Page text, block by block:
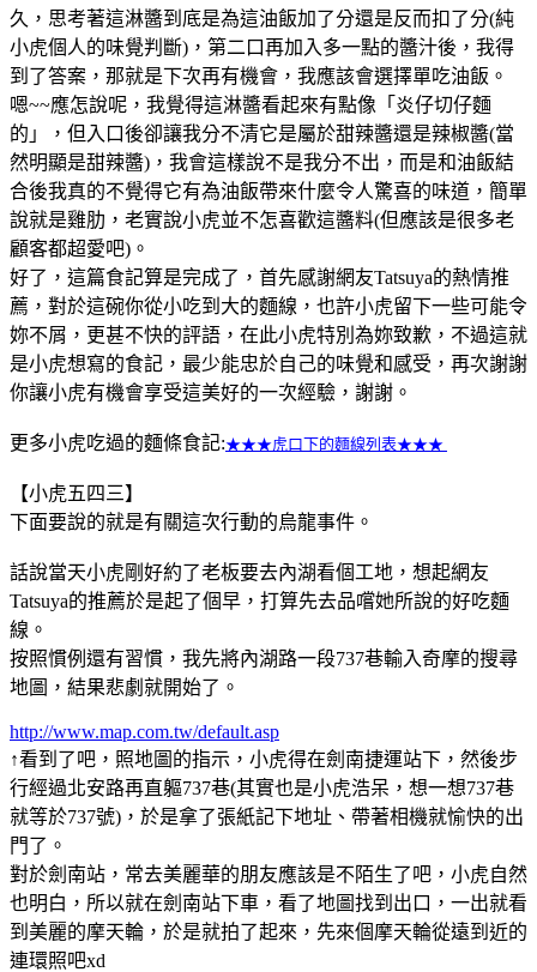
久，思考著這淋醬到底是為這油飯加了分還是反而扣了分(純
小虎個人的味覺判斷)，第二口再加入多一點的醬汁後，我得
到了答案，那就是下次再有機會，我應該會選擇單吃油飯。
嗯~~應怎說呢，我覺得這淋醬看起來有點像「炎仔切仔麵
的」，但入口後卻讓我分不清它是屬於甜辣醬還是辣椒醬(當
然明顯是甜辣醬)，我會這樣說不是我分不出，而是和油飯結
合後我真的不覺得它有為油飯帶來什麼令人驚喜的味道，簡單
說就是雞肋，老實說小虎並不怎喜歡這醬料(但應該是很多老
顧客都超愛吧)。
好了，這篇食記算是完成了，首先感謝網友Tatsuya的熱情推
薦，對於這碗你從小吃到大的麵線，也許小虎留下一些可能令
妳不屑，更甚不快的評語，在此小虎特別為妳致歉，不過這就
是小虎想寫的食記，最少能忠於自己的味覺和感受，再次謝謝
你讓小虎有機會享受這美好的一次經驗，謝謝。
更多小虎吃過的麵條食記:★★★虎口下的麵線列表★★★
【小虎五四三】
下面要說的就是有關這次行動的烏龍事件。
話說當天小虎剛好約了老板要去內湖看個工地，想起網友
Tatsuya的推薦於是起了個早，打算先去品嚐她所說的好吃麵
線。
按照慣例還有習慣，我先將內湖路一段737巷輸入奇摩的搜尋
地圖，結果悲劇就開始了。
http://www.map.com.tw/default.asp
↑看到了吧，照地圖的指示，小虎得在劍南捷運站下，然後步
行經過北安路再直軀737巷(其實也是小虎浩呆，想一想737巷
就等於737號)，於是拿了張紙記下地址、帶著相機就愉快的出
門了。
對於劍南站，常去美麗華的朋友應該是不陌生了吧，小虎自然
也明白，所以就在劍南站下車，看了地圖找到出口，一出就看
到美麗的摩天輪，於是就拍了起來，先來個摩天輪從遠到近的
連環照吧xd